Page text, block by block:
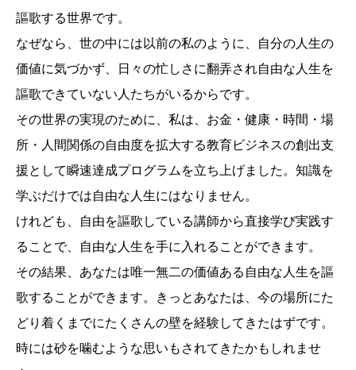
謳歌する世界です。
なぜなら、世の中には以前の私のように、自分の人生の
価値に気づかず、日々の忙しさに翻弄され自由な人生を
謳歌できていない人たちがいるからです。
その世界の実現のために、私は、お金・健康・時間・場
所・人間関係の自由度を拡大する教育ビジネスの創出支
援として瞬速達成プログラムを立ち上げました。知識を
学ぶだけでは自由な人生にはなりません。
けれども、自由を謳歌している講師から直接学び実践す
ることで、自由な人生を手に入れることができます。
その結果、あなたは唯一無二の価値ある自由な人生を謳
歌することができます。きっとあなたは、今の場所にた
どり着くまでにたくさんの壁を経験してきたはずです。
時には砂を噛むような思いもされてきたかもしれませ